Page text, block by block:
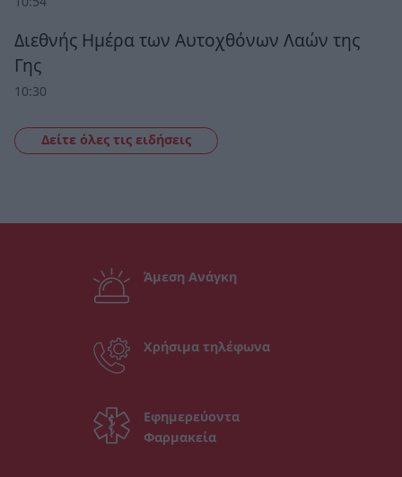
Διεθνής Ημέρα των Αυτοχθόνων Λαών της
Γης
10:30
Δείτε όλες τις ειδήσεις
Άμεση Ανάγκη
Χρήσιμα τηλέφωνα
Εφημερεύοντα
Φαρμακεία